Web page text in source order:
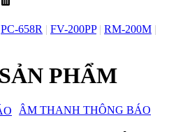
PC-658R | FV-200PP | RM-200M |
PHẨM
​ÂM THANH THÔNG BÁO